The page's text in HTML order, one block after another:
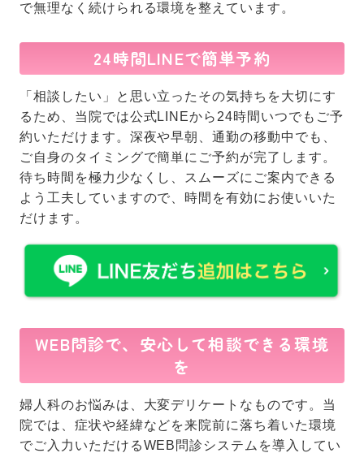
で無理なく続けられる環境を整えています。
24時間LINEで簡単予約
「相談したい」と思い立ったその気持ちを大切にす
るため、当院では公式LINEから24時間いつでもご予
約いただけます。深夜や早朝、通勤の移動中でも、
ご自身のタイミングで簡単にご予約が完了します。
待ち時間を極力少なくし、スムーズにご案内できる
よう工夫していますので、時間を有効にお使いいた
だけます。
WEB問診で、安心して相談できる環境
を
婦人科のお悩みは、大変デリケートなものです。当
院では、症状や経緯などを来院前に落ち着いた環境
でご入力いただけるWEB問診システムを導入してい